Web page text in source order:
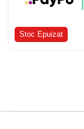
Stoc Epuizat